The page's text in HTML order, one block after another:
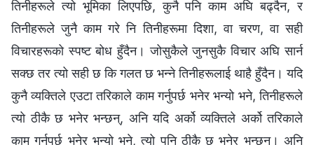
तिनीहरूले त्यो भूमिका लिएपछि, कुनै पनि काम अघि बढ्दैन, र
तिनीहरूले जुनै काम गरे नि तिनीहरूमा दिशा, वा चरण, वा सही
विचारहरूको स्पष्ट बोध हुँदैन। जोसुकैले जुनसुकै विचार अघि सार्न
सक्छ तर त्यो सही छ कि गलत छ भन्‍ने तिनीहरूलाई थाहै हुँदैन। यदि
कुनै व्यक्तिले एउटा तरिकाले काम गर्नुपर्छ भनेर भन्यो भने, तिनीहरूले
त्यो ठीकै छ भनेर भन्छन्, अनि यदि अर्को व्यक्तिले अर्को तरिकाले
काम गर्नुपर्छ भनेर भन्यो भने, त्यो पनि ठीकै छ भनेर भन्छन्। अनि